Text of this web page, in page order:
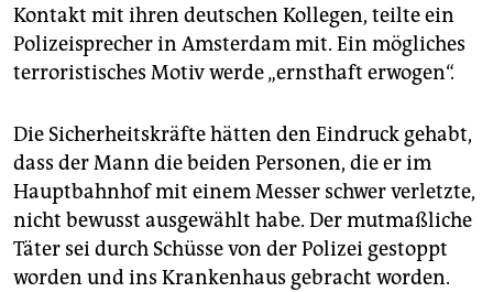
Kontakt mit ihren deutschen Kollegen, teilte ein
Polizeisprecher in Amsterdam mit. Ein mögliches
terroristisches Motiv werde „ernsthaft erwogen“.
Die Sicherheitskräfte hätten den Eindruck gehabt,
dass der Mann die beiden Personen, die er im
Hauptbahnhof mit einem Messer schwer verletzte,
nicht bewusst ausgewählt habe. Der mutmaßliche
Täter sei durch Schüsse von der Polizei gestoppt
worden und ins Krankenhaus gebracht worden.